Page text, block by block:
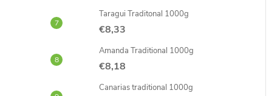
Taragui Traditonal 1000g
€8,33
Amanda Traditional 1000g
€8,18
Canarias traditional 1000g